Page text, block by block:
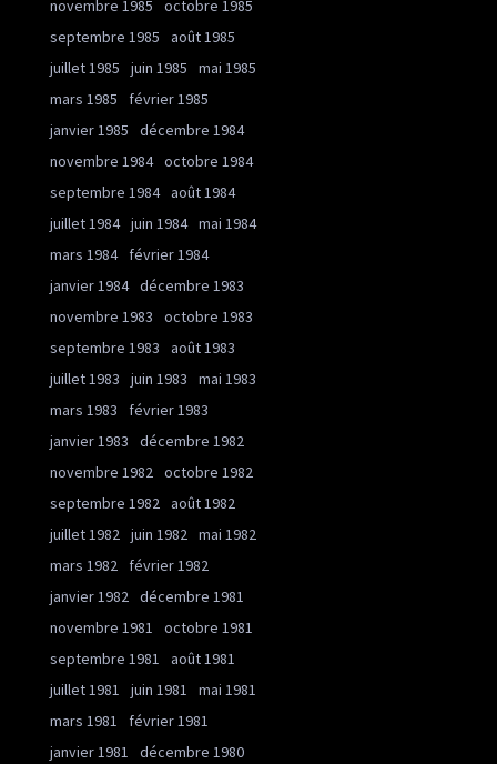
novembre 1985
octobre 1985
septembre 1985
août 1985
juillet 1985
juin 1985
mai 1985
mars 1985
février 1985
janvier 1985
décembre 1984
novembre 1984 octobre 1984
septembre 1984 août 1984
juillet 1984 juin 1984 mai 1984
mars 1984
février 1984
janvier 1984 décembre 1983
novembre 1983
octobre 1983
septembre 1983
août 1983
juillet 1983
juin 1983
mai 1983
mars 1983
février 1983
janvier 1983
décembre 1982
novembre 1982 octobre 1982
septembre 1982 août 1982
juillet 1982 juin 1982 mai 1982
mars 1982
février 1982
janvier 1982 décembre 1981
novembre 1981
octobre 1981
septembre 1981
août 1981
juillet 1981
juin 1981
mai 1981
mars 1981
février 1981
janvier 1981
décembre 1980